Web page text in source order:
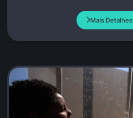
Mais Detalhes